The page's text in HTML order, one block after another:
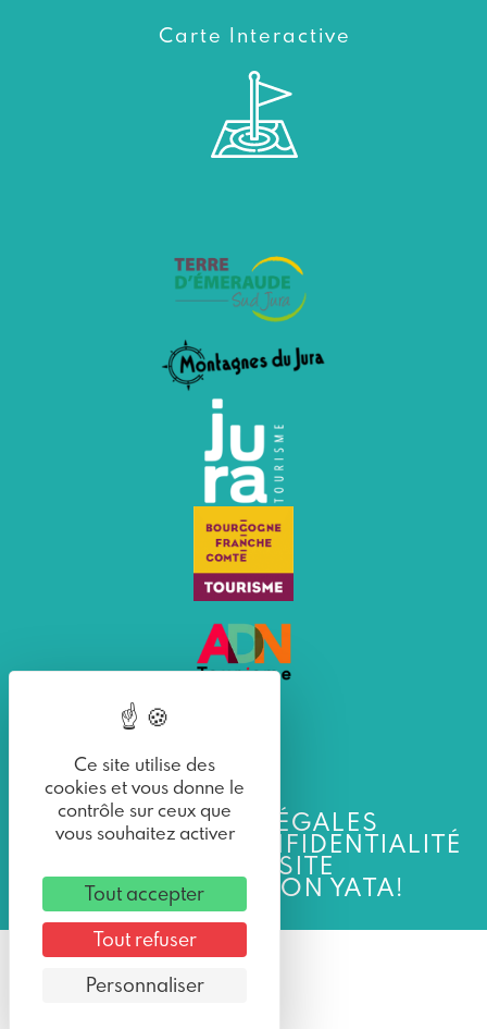
Carte Interactive
MENTIONS LÉGALES
POLITIQUE DE CONFIDENTIALITÉ
PLAN DU SITE
UNE RÉALISATION YATA!
Ce site utilise des
cookies et vous donne le
contrôle sur ceux que
vous souhaitez activer
Tout accepter
Tout refuser
Personnaliser